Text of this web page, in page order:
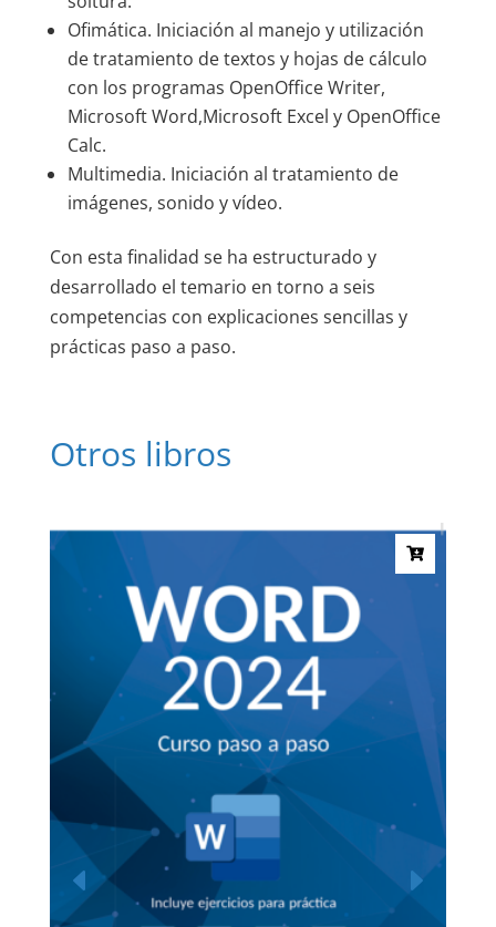
Ofimática. Iniciación al manejo y utilización
de tratamiento de textos y hojas de cálculo
con los programas OpenOffice Writer,
Microsoft Word,Microsoft Excel y OpenOffice
Calc.
Multimedia. Iniciación al tratamiento de
imágenes, sonido y vídeo.
Con esta finalidad se ha estructurado y
desarrollado el temario en torno a seis
competencias con explicaciones sencillas y
prácticas paso a paso.
Otros libros